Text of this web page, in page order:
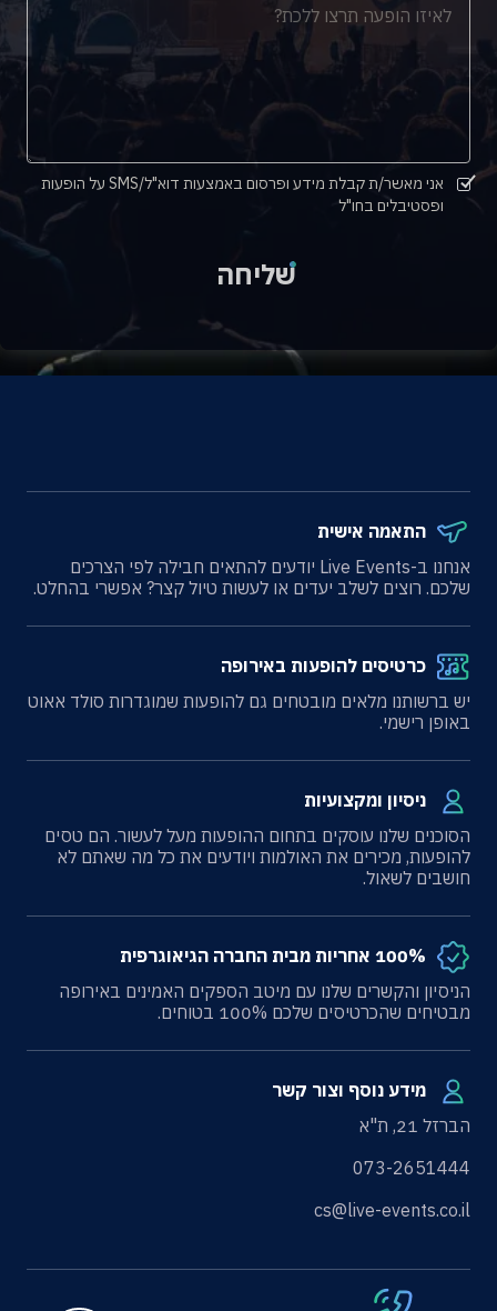
אני מאשר/ת קבלת מידע ופרסום באמצעות דוא"ל/SMS על הופעות
ופסטיבלים בחו"ל
שליחה
התאמה אישית
אנחנו ב-Live Events יודעים להתאים חבילה לפי הצרכים
שלכם. רוצים לשלב יעדים או לעשות טיול קצר? אפשרי בהחלט.
כרטיסים להופעות באירופה
יש ברשותנו מלאים מובטחים גם להופעות שמוגדרות סולד אאוט
באופן רישמי.
ניסיון ומקצועיות
הסוכנים שלנו עוסקים בתחום ההופעות מעל לעשור. הם טסים
להופעות, מכירים את האולמות ויודעים את כל מה שאתם לא
חושבים לשאול.
100% אחריות מבית החברה הגיאוגרפית
הניסיון והקשרים שלנו עם מיטב הספקים האמינים באירופה
מבטיחים שהכרטיסים שלכם 100% בטוחים.
מידע נוסף וצור קשר
הברזל 21, ת"א
073-2651444
cs@live-events.co.il